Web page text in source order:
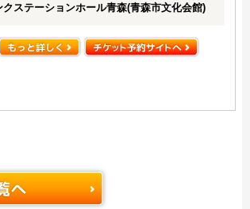
クステーションホール青森(青森市文化会館)